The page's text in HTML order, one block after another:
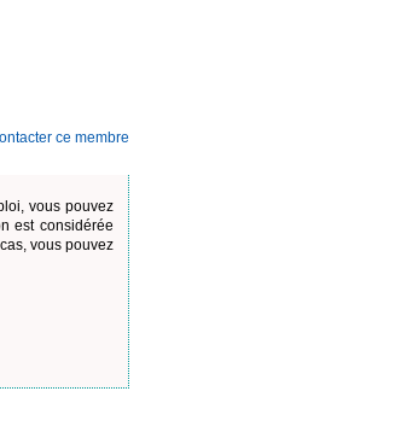
ce membre
vous pouvez
est considérée
vous pouvez